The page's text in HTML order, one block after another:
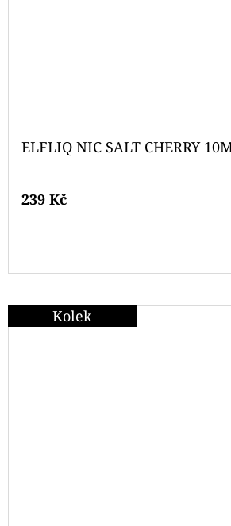
ELFLIQ NIC SALT CHERRY
239 Kč
Kolek